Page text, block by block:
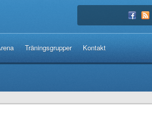
Träningsgrupper Kontakt